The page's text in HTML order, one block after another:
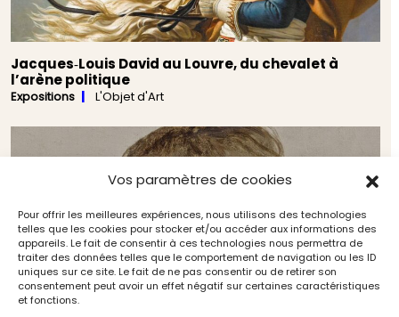
Vos paramètres de cookies
Pour offrir les meilleures expériences, nous utilisons des technologies
telles que les cookies pour stocker et/ou accéder aux informations des
appareils. Le fait de consentir à ces technologies nous permettra de
traiter des données telles que le comportement de navigation ou les ID
uniques sur ce site. Le fait de ne pas consentir ou de retirer son
consentement peut avoir un effet négatif sur certaines caractéristiques
et fonctions.
Jacques‑Louis David au Louvre, du chevalet à
l’arène politique
Expositions L'Objet d'Art